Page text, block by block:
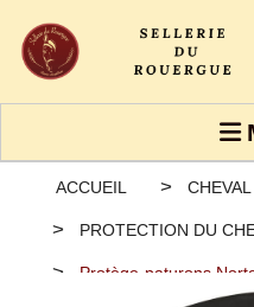
ACCUEIL CHEVAL
PROTECTION DU
Protège-paturons